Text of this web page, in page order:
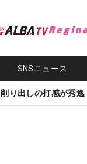
SNSニュース
削り出しの打感が秀